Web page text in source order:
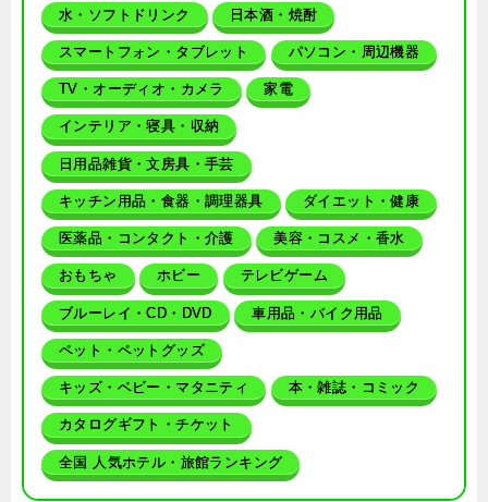
水・ソフトドリンク 日本酒・焼酎
スマートフォン・タブレット パソコン・周辺機器
TV・オーディオ・カメラ 家電
インテリア・寝具・収納
日用品雑貨・文房具・手芸
キッチン用品・食器・調理器具 ダイエット・健康
医薬品・コンタクト・介護 美容・コスメ・香水
おもちゃ ホビー テレビゲーム
ブルーレイ・CD・DVD 車用品・バイク用品
ペット・ペットグッズ
キッズ・ベビー・マタニティ 本・雑誌・コミック
カタログギフト・チケット
全国 人気ホテル・旅館ランキング